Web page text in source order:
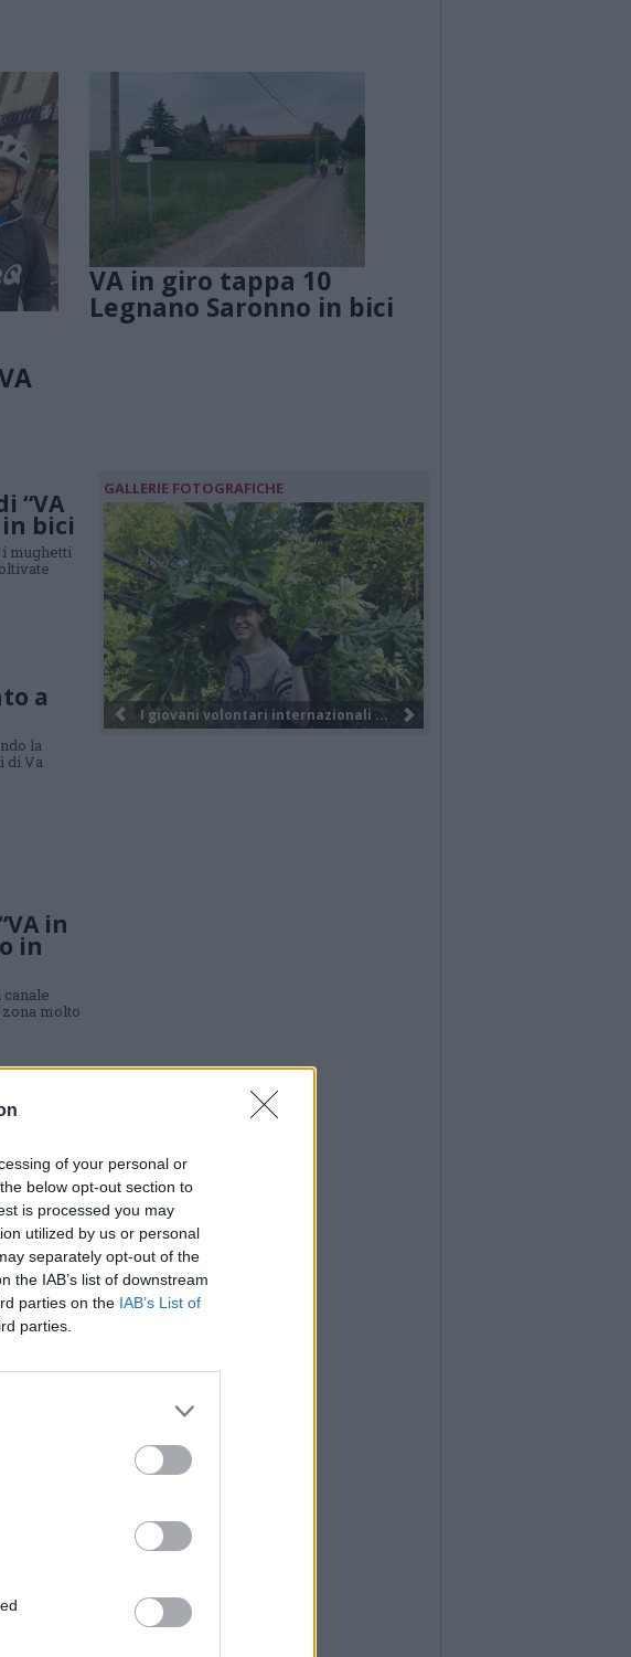
of your personal or
below opt-out section to
is processed you may
utilized by us or personal
separately opt-out of the
the IAB’s list of downstream
parties on the IAB’s List of
parties.
VA in giro tappa 10
Legnano Saronno in bici
“VA
bici
mughetti
a
la
di Va
in
in
molto
a
per
in
“VA
Roberto
GALLERIE FOTOGRAFICHE
Nuova società, nuovo brand e tanti...